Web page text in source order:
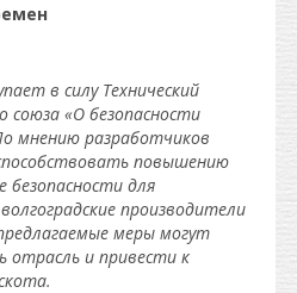
в силу Технический
союза «О безопасности
мнению разработчиков
повышению
безопасности для
производители
меры могут
отрасль и привести к